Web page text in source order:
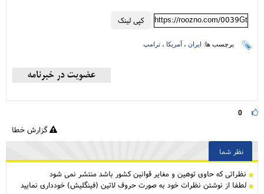
کپی لینک https://roozno.com/0039Gt
برچسب ها: ایران ، آمریکا ، ترامپ
0
گزارش خطا
نظر شما
نظراتی كه حاوی توهین و مغایر قوانین کشور باشد منتشر نمی شود
لطفا از نوشتن نظرات خود به صورت حروف لاتین (فینگلیش) خودداری نمایید